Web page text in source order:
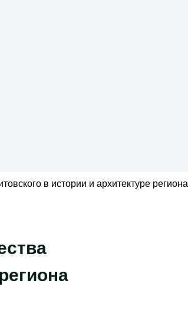
в истории и архитектуре региона